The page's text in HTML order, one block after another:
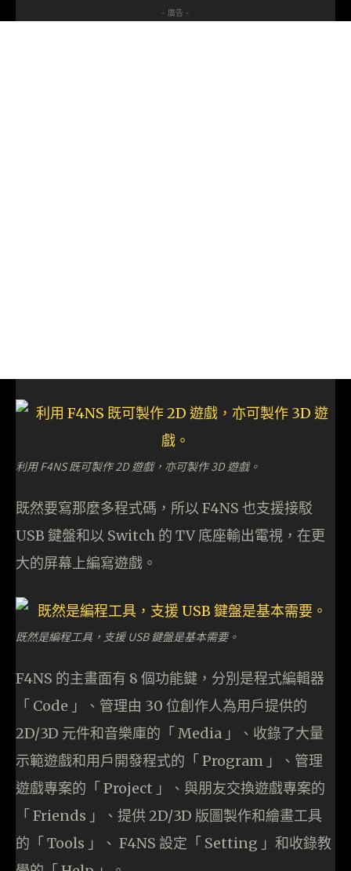
- 廣告 -
利用 F4NS 既可製作 2D 遊戲，亦可製作 3D 遊戲。
既然要寫那麼多程式碼，所以 F4NS 也支援接駁
USB 鍵盤和以 Switch 的 TV 底座輸出電視，在更
大的屏幕上編寫遊戲。
既然是編程工具，支援 USB 鍵盤是基本需要。
F4NS 的主畫面有 8 個功能鍵，分別是程式編輯器
「 Code 」、管理由 30 位創作人為用戶提供的
2D/3D 元件和音樂庫的「 Media 」、收錄了大量
示範遊戲和用戶開發程式的「 Program 」、管理
遊戲專案的「 Project 」、與朋友交換遊戲專案的
「 Friends 」、提供 2D/3D 版圖製作和繪畫工具
的「 Tools 」、 F4NS 設定「 Setting 」和收錄教